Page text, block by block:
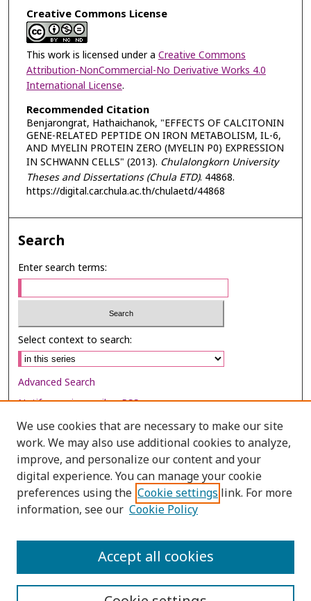
Creative Commons License
This work is licensed under a Creative Commons
Attribution-NonCommercial-No Derivative Works 4.0
International License.
Recommended Citation
Benjarongrat, Hathaichanok, "EFFECTS OF CALCITONIN
GENE-RELATED PEPTIDE ON IRON METABOLISM, IL-6,
AND MYELIN PROTEIN ZERO (MYELIN P0) EXPRESSION
IN SCHWANN CELLS" (2013). Chulalongkorn University
Theses and Dissertations (Chula ETD). 44868.
https://digital.car.chula.ac.th/chulaetd/44868
Search
Enter search terms:
Select context to search:
Advanced Search
Notify me via email orRSS
Browse
Collections
Disciplines
Authors
We use cookies that are necessary to make our site
work. We may also use additional cookies to analyze,
improve, and personalize our content and your
digital experience. You can manage your cookie
preferences using the Cookie settings link. For more
information, see our Cookie Policy
Accept all cookies